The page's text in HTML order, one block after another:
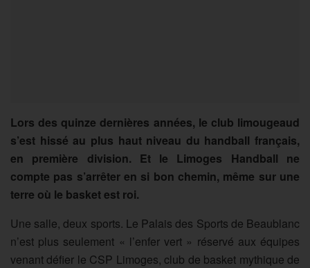
Lors des quinze dernières années, le club limougeaud
s’est hissé au plus haut niveau du handball français,
en première division. Et le Limoges Handball ne
compte pas s’arrêter en si bon chemin, même sur une
terre où le basket est roi.
Une salle, deux sports. Le Palais des Sports de Beaublanc
n’est plus seulement « l’enfer vert » réservé aux équipes
venant défier le CSP Limoges, club de basket mythique de